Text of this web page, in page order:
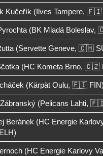
Kučeřík (Ilves Tampere, 🇫🇮
(BK Mladá
(Servette Geneve, 🇨🇭
(HC Kometa Brno, 🇨🇿
(Kärpät Oulu, 🇫🇮 FIN)
Zábranský (Pelicans Lahti,
Beránek (HC Energie
(HC Energie Karlovy